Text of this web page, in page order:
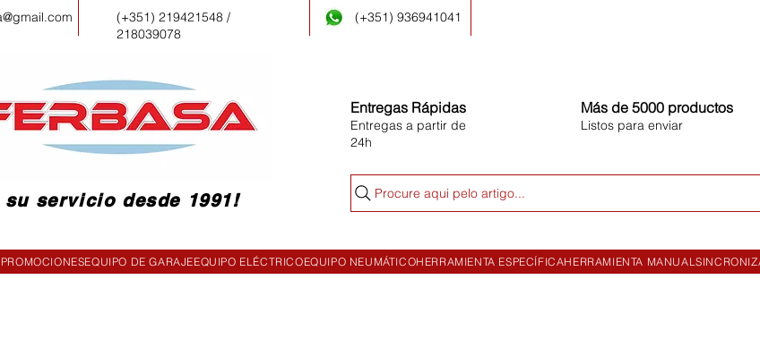
(+351) 219421548 /
218039078
(+351) 936941041
su servicio desde 1991!
Entregas Rápidas
Entregas a partir de
24h
Más de 5000 productos
Listos para enviar
Procure aqui pelo artigo...
PROMOCIONESEQUIPO DE GARAJEEQUIPO ELÉCTRICOEQUIPO NEUMÁTICOHERRAMIENTA ESPECÍFICAHERRAMIENTA MANUAL